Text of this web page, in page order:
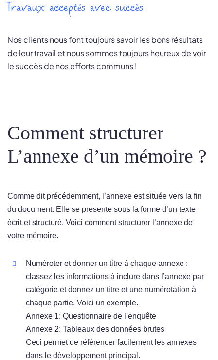
Travaux acceptés avec succès
Nos clients nous font toujours savoir les bons résultats
de leur travail et nous sommes toujours heureux de voir
le succès de nos efforts communs !
Comment structurer
L’annexe d’un mémoire ?
Comme dit précédemment, l’annexe est située vers la fin
du document. Elle se présente sous la forme d’un texte
écrit et structuré. Voici comment structurer l’annexe de
votre mémoire.
Numéroter et donner un titre à chaque annexe :
classez les informations à inclure dans l’annexe par
catégorie et donnez un titre et une numérotation à
chaque partie. Voici un exemple.
Annexe 1: Questionnaire de l’enquête
Annexe 2: Tableaux des données brutes
Ceci permet de référencer facilement les annexes
dans le développement principal.